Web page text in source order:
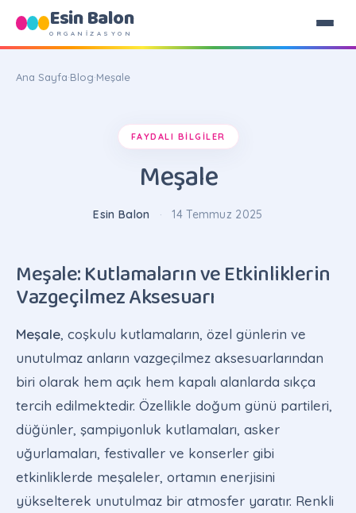
Esin Balon
ORGANİZASYON
Ana Sayfa·Blog·Meşale
FAYDALI BILGILER
Meşale
Esin Balon · 14 Temmuz 2025
Meşale: Kutlamaların ve Etkinliklerin
Vazgeçilmez Aksesuarı
Meşale, coşkulu kutlamaların, özel günlerin ve
unutulmaz anların vazgeçilmez aksesuarlarından
biri olarak hem açık hem kapalı alanlarda sıkça
tercih edilmektedir. Özellikle doğum günü partileri,
düğünler, şampiyonluk kutlamaları, asker
uğurlamaları, festivaller ve konserler gibi
etkinliklerde meşaleler, ortamın enerjisini
yükselterek unutulmaz bir atmosfer yaratır. Renkli